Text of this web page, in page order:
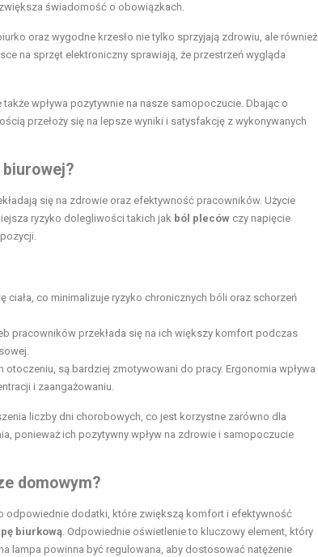
świadomość o obowiązkach.
oraz wygodne krzesło nie tylko sprzyjają zdrowiu, ale również
na sprzęt elektroniczny sprawiają, że przestrzeń wygląda
wpływa pozytywnie na nasze samopoczucie. Dbając o
przełoży się na lepsze wyniki i satysfakcję z wykonywanych
się na zdrowie oraz efektywność pracowników. Użycie
ryzyko dolegliwości takich jak ból pleców czy napięcie
co minimalizuje ryzyko chronicznych bóli oraz schorzeń
pracowników przekłada się na ich większy komfort podczas
są bardziej zmotywowani do pracy. Ergonomia wpływa
i zaangażowaniu.
liczby dni chorobowych, co jest korzystne zarówno dla
ponieważ ich pozytywny wpływ na zdrowie i samopoczucie
domowym?
odpowiednie dodatki, które zwiększą komfort i efektywność
biurkową. Odpowiednie oświetlenie to kluczowy element, który
lampa powinna być regulowana, aby dostosować natężenie